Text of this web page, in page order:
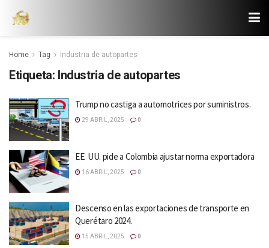
Home Tag Industria de autopartes
Etiqueta: Industria de autopartes
Trump no castiga a automotrices por suministros.
29 ABRIL, 2025 0
EE. UU. pide a Colombia ajustar norma exportadora
16 ABRIL, 2025 0
Descenso en las exportaciones de transporte en
Querétaro 2024.
15 ABRIL, 2025 0